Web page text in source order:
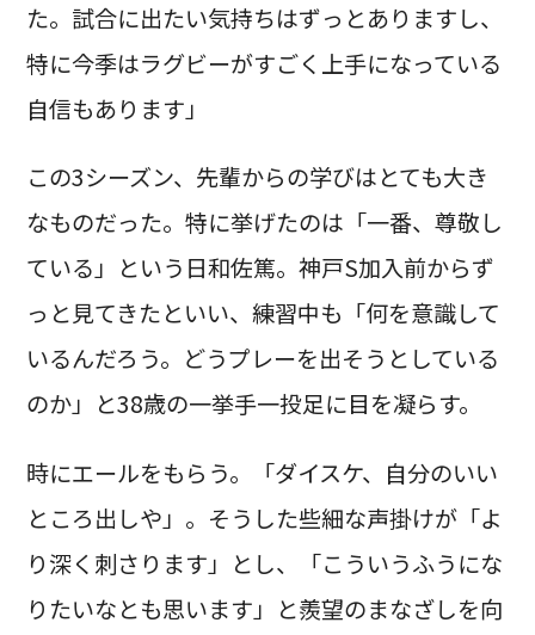
た。試合に出たい気持ちはずっとありますし、
特に今季はラグビーがすごく上手になっている
自信もあります」
この3シーズン、先輩からの学びはとても大き
なものだった。特に挙げたのは「一番、尊敬し
ている」という日和佐篤。神戸S加入前からず
っと見てきたといい、練習中も「何を意識して
いるんだろう。どうプレーを出そうとしている
のか」と38歳の一挙手一投足に目を凝らす。
時にエールをもらう。「ダイスケ、自分のいい
ところ出しや」。そうした些細な声掛けが「よ
り深く刺さります」とし、「こういうふうにな
りたいなとも思います」と羨望のまなざしを向